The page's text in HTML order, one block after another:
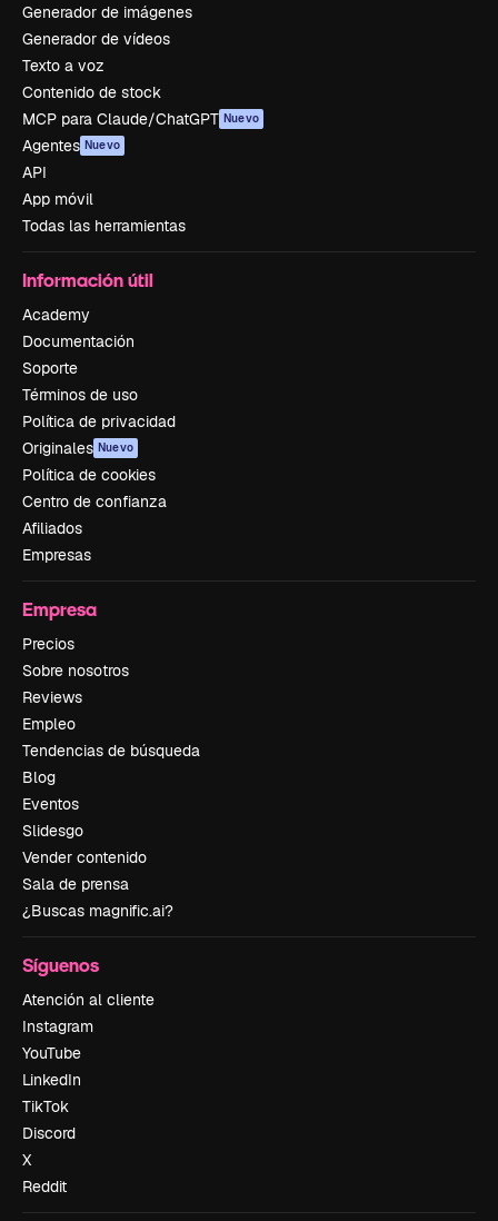
Generador de imágenes
Generador de vídeos
Texto a voz
Contenido de stock
MCP para Claude/ChatGPT Nuevo
Agentes Nuevo
API
App móvil
Todas las herramientas
Información útil
Academy
Documentación
Soporte
Términos de uso
Política de privacidad
Originales Nuevo
Política de cookies
Centro de confianza
Afiliados
Empresas
Empresa
Precios
Sobre nosotros
Reviews
Empleo
Tendencias de búsqueda
Blog
Eventos
Slidesgo
Vender contenido
Sala de prensa
¿Buscas magnific.ai?
Síguenos
Atención al cliente
Instagram
YouTube
LinkedIn
TikTok
Discord
X
Reddit